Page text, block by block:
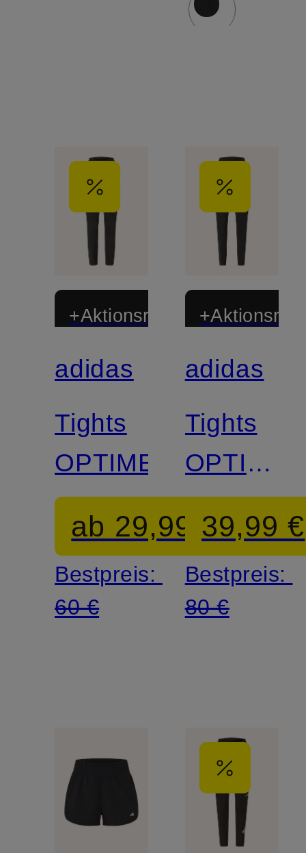
+Aktionsrabatt
Zertifiziert
adidas
Tights
OPTIME
ab 29,99 €
Bestpreis:
60 €
Zertifiziert
adidas
Tights
OPTIME
POWER
39,99 €
Bestpreis:
80 €